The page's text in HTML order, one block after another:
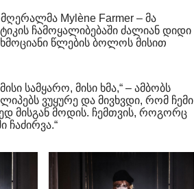
Mylène Farmer – მა
ჩამოყალიბებაში ძალიან დიდი
წლების ბოლოს მისით
სამყარო, მისი ხმა,“ – ამბობს
ვუყურე და მივხვდი, რომ ჩემი
მისგან მოდის. ჩემთვის, როგორც
ჩაძირვა.“